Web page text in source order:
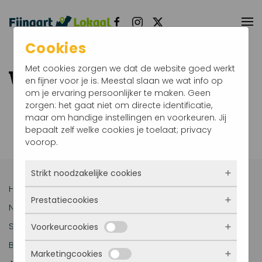
Week 34 2025
PDF:fijnaart_lokaal_-_week_34_2025.pdf
Home
Nieuws
Sport
Bedrijven
Cookies
Met cookies zorgen we dat de website goed werkt
en fijner voor je is. Meestal slaan we wat info op
om je ervaring persoonlijker te maken. Geen
zorgen: het gaat niet om directe identificatie,
maar om handige instellingen en voorkeuren. Jij
bepaalt zelf welke cookies je toelaat; privacy
voorop.
Strikt noodzakelijke cookies
Deze cookies zorgen ervoor dat de website
überhaupt werkt. Ze zijn dus altijd actief en
kunnen niet worden uitgezet. Meestal worden
ze alleen geplaatst als jij iets doet, zoals
inloggen, een formulier invullen of je
Prestatiecookies
Met deze cookies zien we hoe vaak onze site
bezocht wordt, waar bezoekers vandaan
komen en welke pagina’s populair zijn. Zo
Voorkeurcookies
Deze cookies onthouden jouw voorkeuren.
Marketingcookies